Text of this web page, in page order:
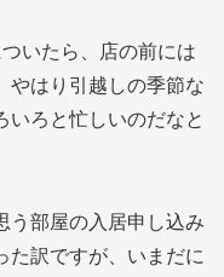
いたら、店の前には
やはり引越しの季節な
いろと忙しいのだなと
う部屋の入居申し込み
た訳ですが、いまだに